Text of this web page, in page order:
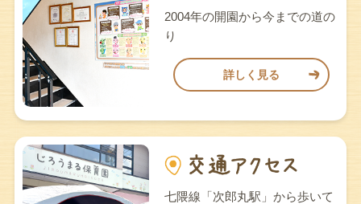
2004年の開園から今までの道の
り
詳しく見る
七隈線「次郎丸駅」から歩いて